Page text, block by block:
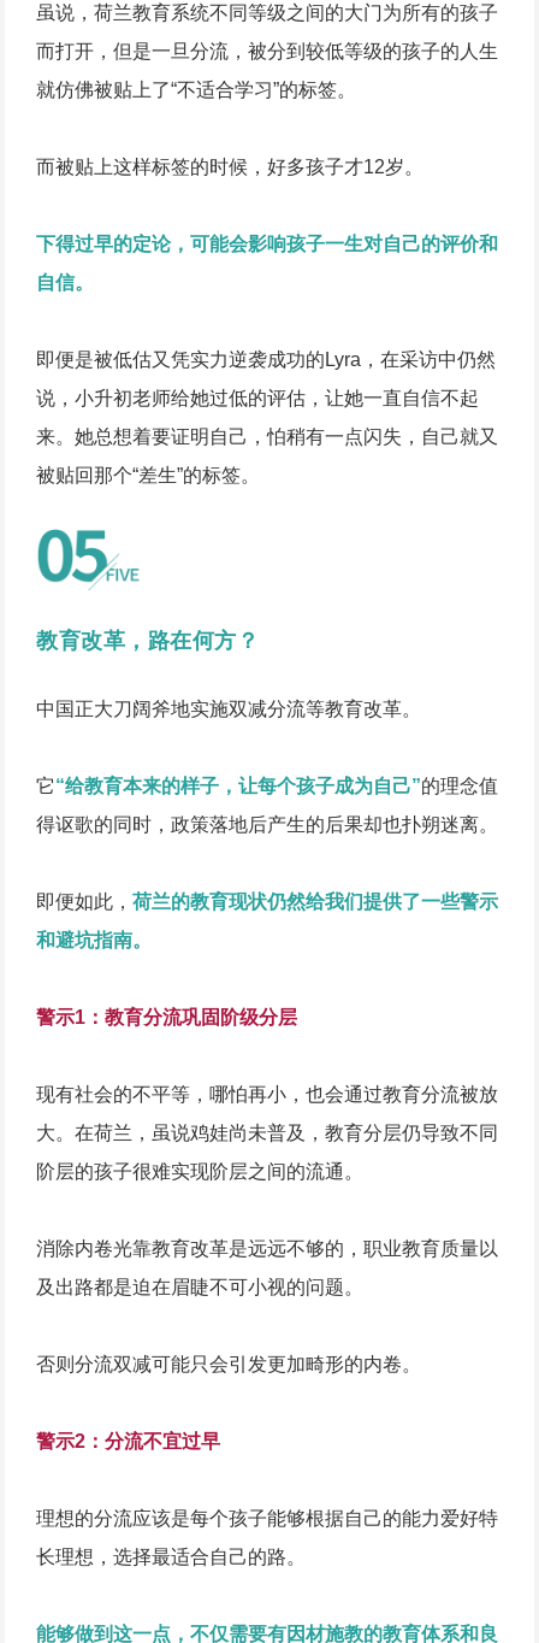
虽说，荷兰教育系统不同等级之间的大门为所有的孩子
而打开，但是一旦分流，被分到较低等级的孩子的人生
就仿佛被贴上了“不适合学习”的标签。
而被贴上这样标签的时候，好多孩子才12岁。
下得过早的定论，可能会影响孩子一生对自己的评价和
自信。
即便是被低估又凭实力逆袭成功的Lyra，在采访中仍然
说，小升初老师给她过低的评估，让她一直自信不起
来。她总想着要证明自己，怕稍有一点闪失，自己就又
被贴回那个“差生”的标签。
教育改革，路在何方？
中国正大刀阔斧地实施双减分流等教育改革。
它“给教育本来的样子，让每个孩子成为自己”的理念值
得讴歌的同时，政策落地后产生的后果却也扑朔迷离。
即便如此，荷兰的教育现状仍然给我们提供了一些警示
和避坑指南。
警示1：教育分流巩固阶级分层
现有社会的不平等，哪怕再小，也会通过教育分流被放
大。在荷兰，虽说鸡娃尚未普及，教育分层仍导致不同
阶层的孩子很难实现阶层之间的流通。
消除内卷光靠教育改革是远远不够的，职业教育质量以
及出路都是迫在眉睫不可小视的问题。
否则分流双减可能只会引发更加畸形的内卷。
警示2：分流不宜过早
理想的分流应该是每个孩子能够根据自己的能力爱好特
长理想，选择最适合自己的路。
能够做到这一点，不仅需要有因材施教的教育体系和良